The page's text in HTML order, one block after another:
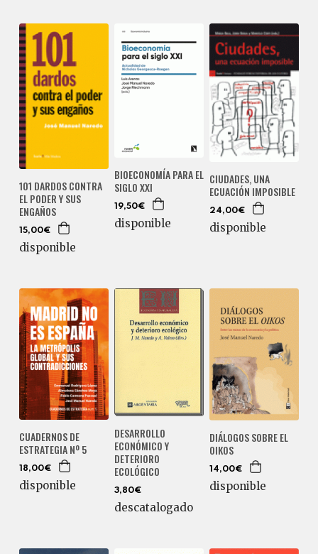
101 DARDOS CONTRA
EL PODER Y SUS
ENGAÑOS
15,00€
disponible
BIOECONOMÍA PARA EL
SIGLO XXI
19,50€
disponible
CIUDADES, UNA
ECUACIÓN IMPOSIBLE
24,00€
disponible
CUADERNOS DE
ESTRATEGIA Nº 5
18,00€
disponible
DESARROLLO
ECONÓMICO Y
DETERIORO
ECOLÓGICO
3,80€
descatalogado
DIÁLOGOS SOBRE EL
OIKOS
14,00€
disponible